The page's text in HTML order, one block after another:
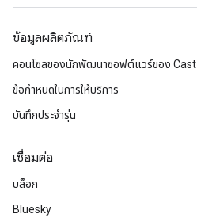
ข้อมูลผลิตภัณฑ์
คอนโซลของนักพัฒนาซอฟต์แวร์ของ Cast
ข้อกำหนดในการให้บริการ
บันทึกประจำรุ่น
เชื่อมต่อ
บล็อก
Bluesky